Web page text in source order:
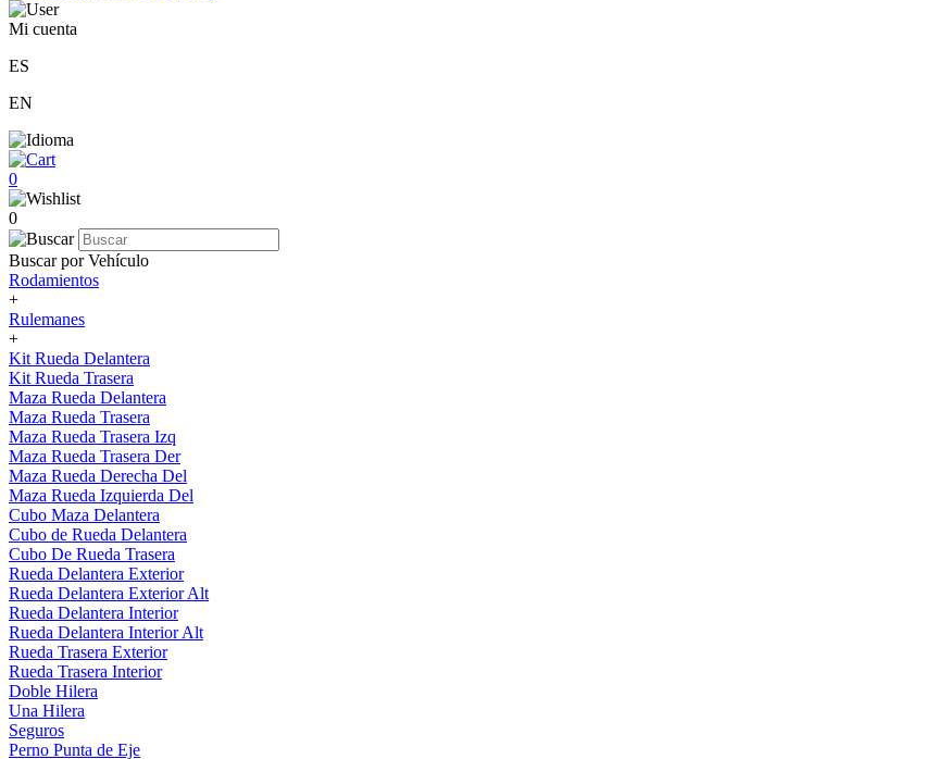
Mi cuenta
ES
EN
0
0
Buscar por Vehículo
Rodamientos
+
Rulemanes
+
Kit Rueda Delantera
Kit Rueda Trasera
Maza Rueda Delantera
Maza Rueda Trasera
Maza Rueda Trasera Izq
Maza Rueda Trasera Der
Maza Rueda Derecha Del
Maza Rueda Izquierda Del
Cubo Maza Delantera
Cubo de Rueda Delantera
Cubo De Rueda Trasera
Rueda Delantera Exterior
Rueda Delantera Exterior Alt
Rueda Delantera Interior
Rueda Delantera Interior Alt
Rueda Trasera Exterior
Rueda Trasera Interior
Doble Hilera
Una Hilera
Seguros
Perno Punta de Eje